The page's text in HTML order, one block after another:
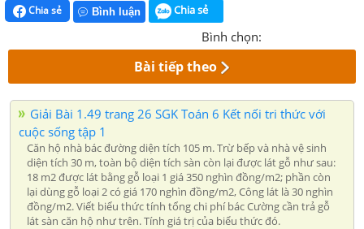
Chia sẻ Bình luận Chia sẻ
Bình chọn:
Bài tiếp theo
Giải Bài 1.49 trang 26 SGK Toán 6 Kết nối tri thức với
cuộc sống tập 1
Căn hộ nhà bác đường diện tích 105 m. Trừ bếp và nhà vệ sinh
diện tích 30 m, toàn bộ diện tích sàn còn lại được lát gỗ như sau:
18 m2 được lát bằng gỗ loại 1 giá 350 nghìn đồng/m2; phần còn
lại dùng gỗ loại 2 có giá 170 nghìn đồng/m2, Công lát là 30 nghìn
đồng/m2. Viết biểu thức tính tổng chi phí bác Cường cần trả gỗ
lát sàn căn hộ như trên. Tính giá trị của biểu thức đó.